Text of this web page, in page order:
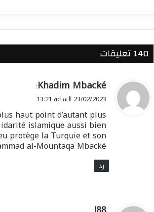
‫140 تعليقات
ي
ق
ل
Khadim Mbacké
:
23/02/2023 الساعة 13:21
haut point d’autant plus
islamique aussi bien
protège la Turquie et son
al-Mountaqa Mbacké
رد
ي